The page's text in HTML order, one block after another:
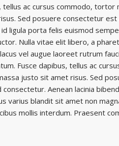
ac cursus commodo, tortor
Sed posuere consectetur est
ligula porta felis euismod
Nulla vitae elit libero, a
vel augue laoreet rutrum
Fusce dapibus, tellus ac
justo sit amet risus. Sed
Aenean lacinia
varius blandit sit amet non
mollis interdum. Praesent